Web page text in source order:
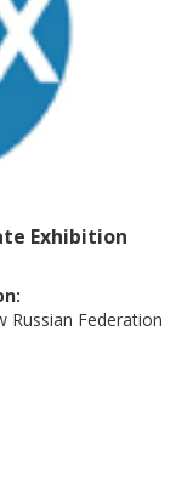
Exhibition
Russian Federation